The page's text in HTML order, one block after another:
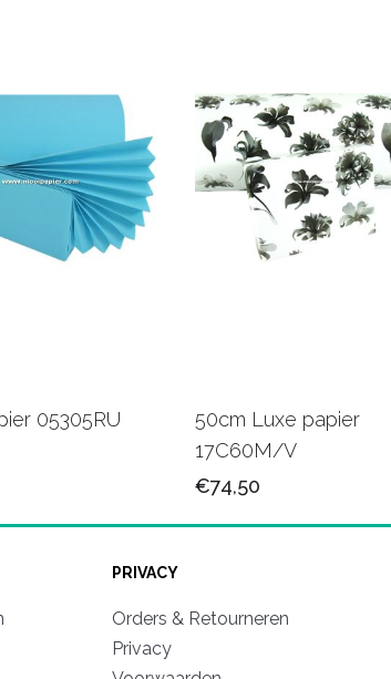
05305RU
50cm Luxe papier
17C60M/V
€74,50
PRIVACY
Orders & Retourneren
Privacy